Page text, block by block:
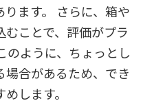
ます。 さらに、箱や
ことで、評価がプラ
のように、ちょっとし
場合があるため、でき
します。